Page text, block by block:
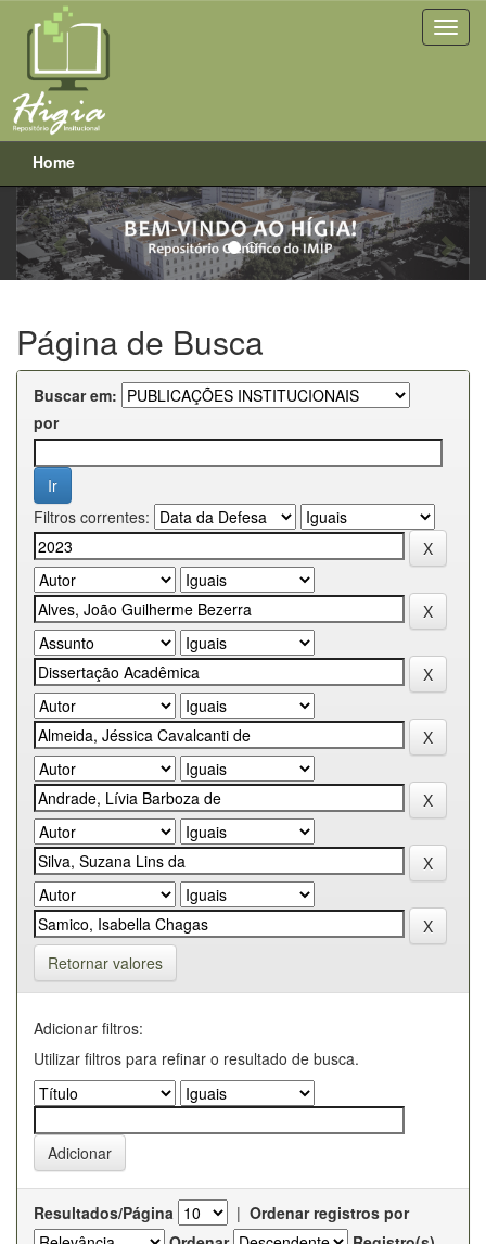
Skip
navigation
Home
Previous Next
Página de Busca
Buscar em:
por
Filtros correntes:
Retornar valores
Adicionar filtros:
Utilizar filtros para refinar o resultado de busca.
Resultados/Página | Ordenar registros por